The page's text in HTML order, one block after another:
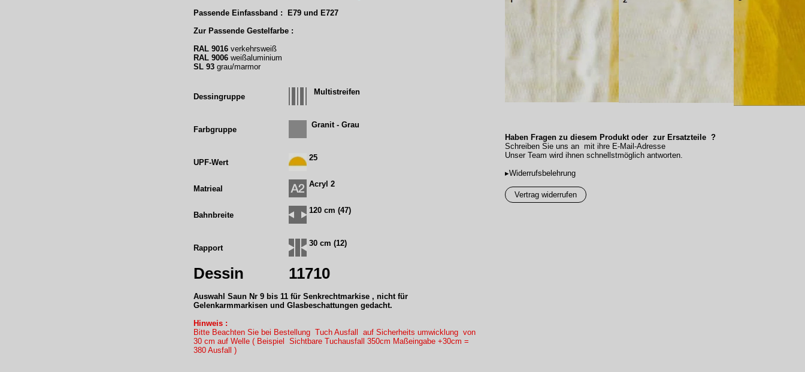
Passende Einfassband : E79 und E727
Zur Passende Gestelfarbe :
RAL 9016 verkehrsweiß
RAL 9006 weißaluminium
SL 93 grau/marmor
Dessingruppe
Multistreifen
Farbgruppe
Granit - Grau
UPF-Wert
25
Matrieal
Acryl 2
Bahnbreite
120 cm (47)
Rapport
30 cm (12)
Dessin 11710
Auswahl Saun Nr 9 bis 11 für Senkrechtmarkise , nicht für
Gelenkarmmarkisen und Glasbeschattungen gedacht.
Hinweis :
Bitte Beachten Sie bei Bestellung Tuch Ausfall auf Sicherheits umwicklung von
30 cm auf Welle ( Beispiel Sichtbare Tuchausfall 350cm Maßeingabe +30cm =
380 Ausfall )
Haben Fragen zu diesem Produkt oder zur Ersatzteile ?
Schreiben Sie uns an mit ihre E-Mail-Adresse
Unser Team wird ihnen schnellstmöglich antworten.
▸Widerrufsbelehrung
Vertrag widerrufen